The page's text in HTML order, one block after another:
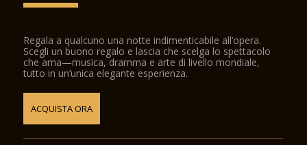
Regala a qualcuno una notte indimenticabile all’opera.
Scegli un buono regalo e lascia che scelga lo spettacolo
che ama—musica, dramma e arte di livello mondiale,
tutto in un’unica elegante esperienza.
ACQUISTA ORA